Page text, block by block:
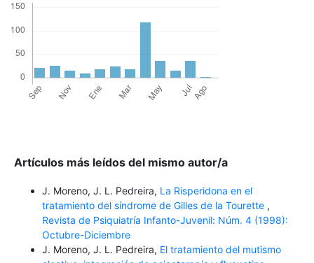
Artículos más leídos del mismo autor/a
J. Moreno, J. L. Pedreira, La Risperidona en el
tratamiento del síndrome de Gilles de la Tourette ,
Revista de Psiquiatría Infanto-Juvenil: Núm. 4 (1998):
Octubre-Diciembre
J. Moreno, J. L. Pedreira, El tratamiento del mutismo